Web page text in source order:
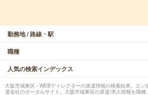
勤務地 / 路線・駅
職種
人気の検索インデックス
大阪市城東区 - WEBディレクターの派遣情報の検索結果。エン
遣会社のポータルサイト。大阪市城東区の派遣/求人情報を職